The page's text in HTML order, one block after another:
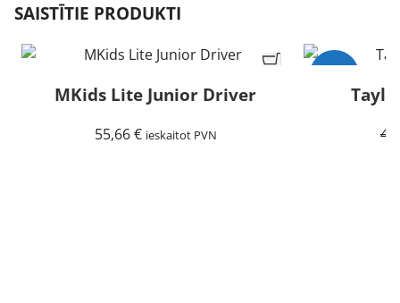
SAISTĪTIE PRODUKTI
MKids Lite Junior Driver
55,66€ ieskaitot PVN